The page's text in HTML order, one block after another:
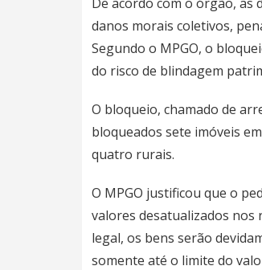
danos morais coletivos,
Segundo o MPGO, o
do risco de blindagem
O bloqueio, chamado de
bloqueados sete imóveis
quatro rurais.
O MPGO justificou que o
valores desatualizados nos
legal, os bens serão
somente até o limite do